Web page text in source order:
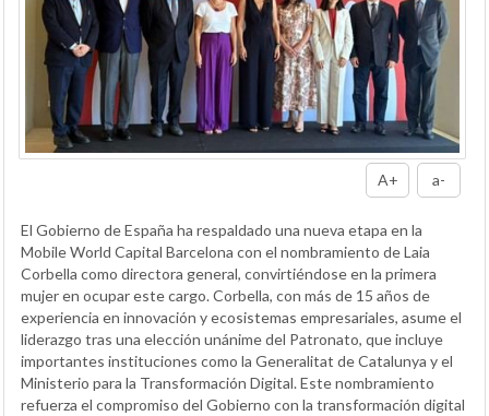
A+ a-
El Gobierno de España ha respaldado una nueva etapa en la
Mobile World Capital Barcelona con el nombramiento de Laia
Corbella como directora general, convirtiéndose en la primera
mujer en ocupar este cargo. Corbella, con más de 15 años de
experiencia en innovación y ecosistemas empresariales, asume el
liderazgo tras una elección unánime del Patronato, que incluye
importantes instituciones como la Generalitat de Catalunya y el
Ministerio para la Transformación Digital. Este nombramiento
refuerza el compromiso del Gobierno con la transformación digital